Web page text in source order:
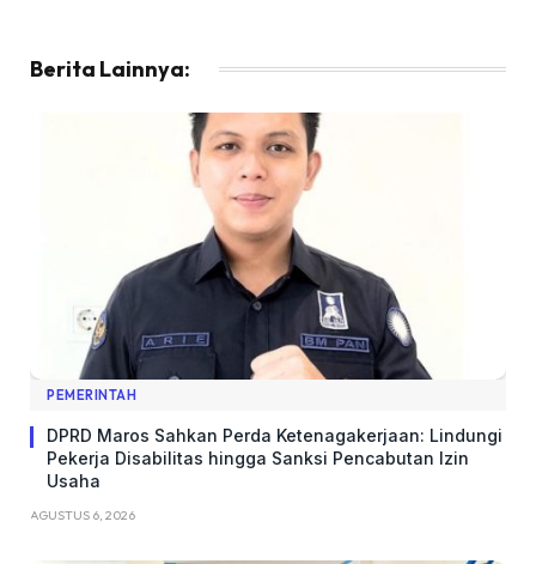
Berita Lainnya:
PEMERINTAH
DPRD Maros Sahkan Perda Ketenagakerjaan: Lindungi
Pekerja Disabilitas hingga Sanksi Pencabutan Izin
Usaha
AGUSTUS 6, 2026